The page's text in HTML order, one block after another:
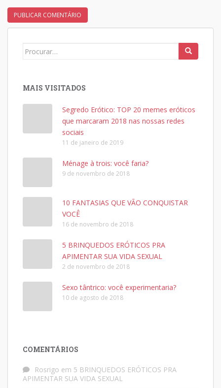
Search
MAIS VISITADOS
Segredo Erótico: TOP 20 memes eróticos
que marcaram 2018 nas nossas redes
sociais
11 de janeiro de 2019
Ménage à trois: você faria?
9 de novembro de 2018
10 FANTASIAS QUE VÃO CONQUISTAR
VOCÊ
16 de novembro de 2018
5 BRINQUEDOS ERÓTICOS PRA
APIMENTAR SUA VIDA SEXUAL
2 de novembro de 2018
Sexo tântrico: você experimentaria?
10 de agosto de 2018
COMENTÁRIOS
Rosrigo em 5 BRINQUEDOS ERÓTICOS PRA
APIMENTAR SUA VIDA SEXUAL